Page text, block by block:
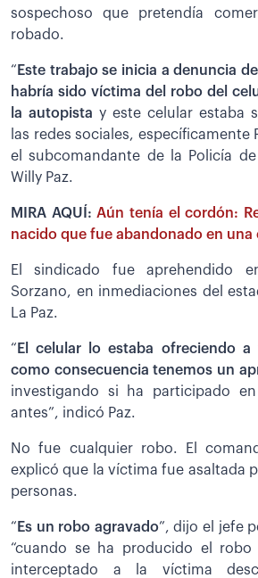
sospechoso que pretendía
robado.
“ Este trabajo se inicia a denuncia
habría sido víctima del robo del
la autopista y este celular estaba
las redes sociales, específicamente
el subcomandante de la Policía
Willy Paz.
MIRA AQUÍ:Aún tenía el cordón:
nacido que fue abandonado en una
El sindicado fue aprehendido
Sorzano, en inmediaciones del
La Paz.
“ El celular lo estaba ofreciendo
como consecuencia tenemos un
investigando si ha participado
antes”, indicó Paz.
No fue cualquier robo. El
explicó que la víctima fue asaltada
personas.
“ Es un robo agravado”, dijo el jefe
“cuando se ha producido el robo
interceptado a la víctima